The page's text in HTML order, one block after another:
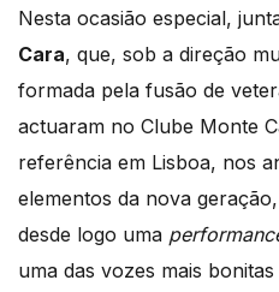
Nesta ocasião especial,
Cara, que, sob a direção
formada pela fusão de
actuaram no Clube Monte
referência em Lisboa, nos
elementos da nova
desde logo uma
uma das vozes mais